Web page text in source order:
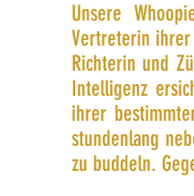
Unsere
Vertreterin ihrer
Richterin und
Intelligenz
ihrer
stundenlang
zu buddeln.